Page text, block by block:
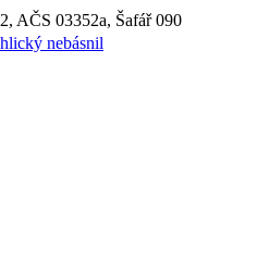
AČS 03352a, Šafář 090